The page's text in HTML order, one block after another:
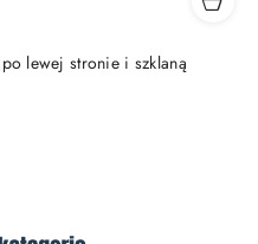
lewej stronie i szklaną